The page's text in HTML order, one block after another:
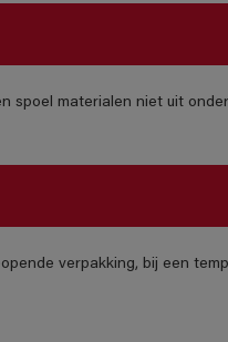
spoel materialen niet uit
verpakking, bij een